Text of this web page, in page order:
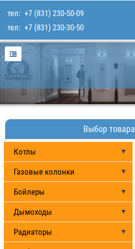
Главная
Услуги
Для покупателей
Каталог товаров
Наши работы
тел: +7 (831) 230-50-09
тел: +7 (831) 230-30-50
Выбор товара
Котлы
Газовые колонки
Бойлеры
Дымоходы
Радиаторы